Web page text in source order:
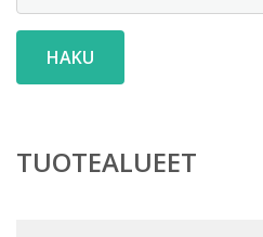
HAKU
TUOTEALUEET